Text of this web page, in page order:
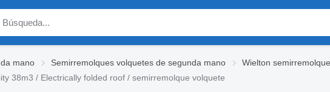
mano Semirremolques volquetes de segunda mano
Wielton
38m3 / Electrically folded roof / semirremolque volquete